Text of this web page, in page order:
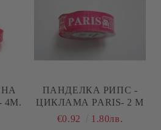
4М.
ПАНДЕЛКА РИПС -
ЦИКЛАМА PARIS- 2 М
€0.92
1.80лв.